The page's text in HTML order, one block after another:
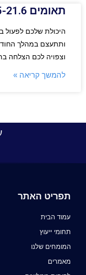
תאומים 21.5-21.6
היכולת שלכם לפעול
ותתעצם במהלך
וצפויה לכם הצלחה
להמשך קריאה »
תפריט האתר
עמוד הבית
תחומי ייעוץ
המומחים שלנו
מאמרים